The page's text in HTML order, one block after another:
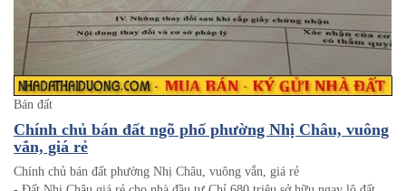
Bán đất
Chính chủ bán đất ngõ phố phường Nhị Châu, vuông
vắn, giá rẻ
Chính chủ bán đất phường Nhị Châu, vuông vắn, giá rẻ